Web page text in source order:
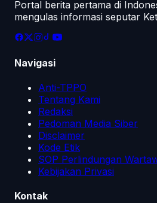
Portal berita pertama di
mengulas informasi seputar
Navigasi
Anti-TPPO
Tentang Kami
Redaksi
Pedoman Media Siber
Disclaimer
Kode Etik
SOP Perlindungan
Kebijakan Privasi
Kontak